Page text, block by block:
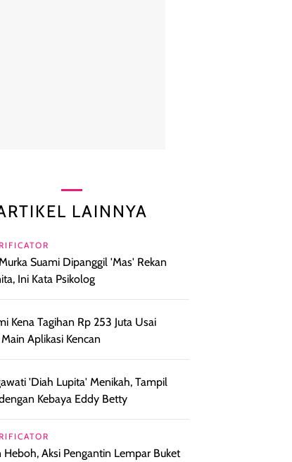
LAINNYA
Suami Dipanggil 'Mas' Rekan
Ini Kata Psikolog
Kena Tagihan Rp 253 Juta Usai
Aplikasi Kencan
'Diah Lupita' Menikah, Tampil
Kebaya Eddy Betty
Heboh, Aksi Pengantin Lempar Buket